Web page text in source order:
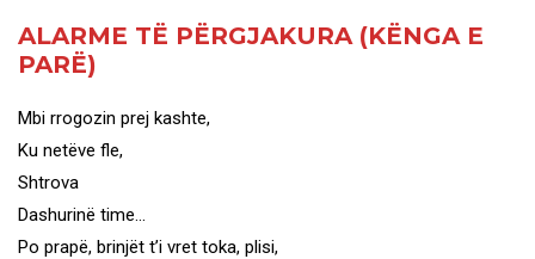
ALARME TË PËRGJAKURA (KËNGA E
PARË)
Mbi rrogozin prej kashte,
Ku netëve fle,
Shtrova
Dashurinë time…
Po prapë, brinjët t’i vret toka, plisi,